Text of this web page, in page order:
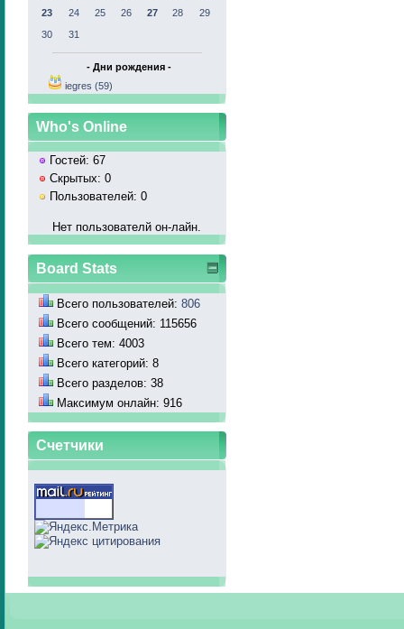
23
24 25 26 27 28
29
30
31
- Дни рождения -
iegres (59)
Who's Online
Гостей: 67
Скрытых: 0
Пользователей: 0
Нет пользователй он-лайн.
Board Stats
Всего пользователей: 806
Всего сообщений: 115656
Всего тем: 4003
Всего категорий: 8
Всего разделов: 38
Максимум онлайн: 916
Счетчики